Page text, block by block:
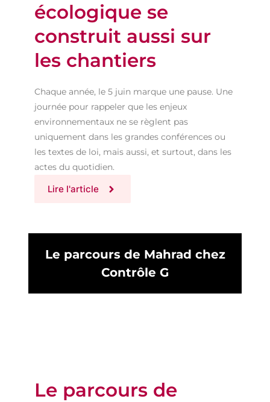
écologique se
construit aussi sur
les chantiers
Chaque année, le 5 juin marque une pause. Une
journée pour rappeler que les enjeux
environnementaux ne se règlent pas
uniquement dans les grandes conférences ou
les textes de loi, mais aussi, et surtout, dans les
actes du quotidien.
Lire l'article
Le parcours de Mahrad chez
Contrôle G
Le parcours de